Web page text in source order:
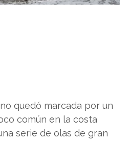
quedó marcada por un
común en la costa
serie de olas de gran